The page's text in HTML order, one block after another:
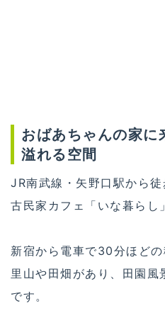
おばあちゃんの家に
溢れる空間
JR南武線・矢野口駅から徒
古民家カフェ「いな暮らし
新宿から電車で30分ほど
里山や田畑があり、田園風
です。